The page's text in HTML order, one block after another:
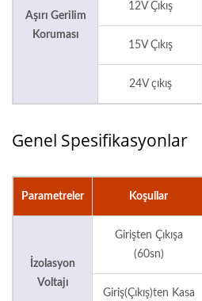
Aşırı Gerilim
Koruması
12V Çıkış
15V Çıkış
24V çıkış
Genel Spesifikasyonlar
Parametreler Koşullar
İzolasyon
Voltajı
Girişten Çıkışa
(60sn)
Giriş(Çıkış)ten Kasa